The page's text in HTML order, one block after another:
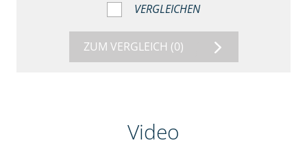
VERGLEICHEN
ZUM VERGLEICH (0)
Video